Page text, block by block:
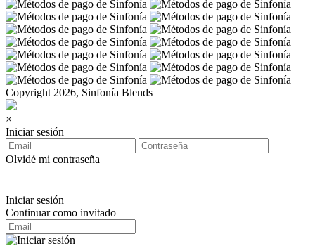
Copyright 2026, Sinfonía Blends
×
Iniciar sesión
Olvidé mi contraseña
Iniciar sesión
Continuar como invitado